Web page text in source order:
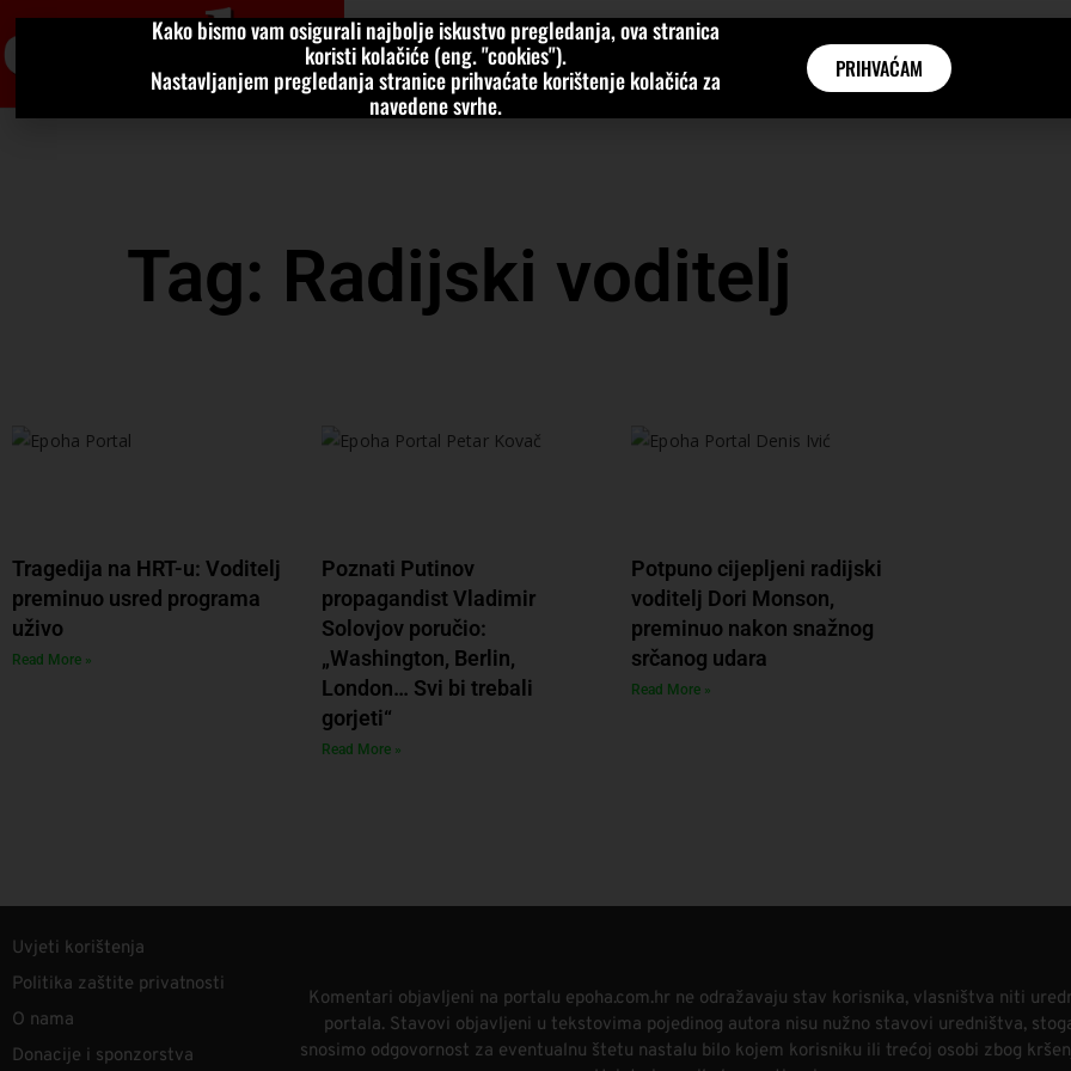
VIJESTI KOLUMNE KATEGORIJE INTERVJUI AKTUALNO
Tag: Radijski voditelj
Tragedija na HRT-u: Voditelj
preminuo usred programa
uživo
Read More »
Poznati Putinov
propagandist Vladimir
Solovjov poručio:
„Washington, Berlin,
London… Svi bi trebali
gorjeti“
Read More »
Potpuno cijepljeni radijski
voditelj Dori Monson,
preminuo nakon snažnog
srčanog udara
Read More »
Uvjeti korištenja
Politika zaštite privatnosti
O nama
Donacije i sponzorstva
Komentari objavljeni na portalu epoha.com.hr ne odražavaju stav korisnika, vlasništva niti
portala. Stavovi objavljeni u tekstovima pojedinog autora nisu nužno stavovi uredništva,
snosimo odgovornost za eventualnu štetu nastalu bilo kojem korisniku ili trećoj osobi zbog
Kako bismo vam osigurali najbolje iskustvo pregledanja, ova stranica
koristi kolačiće (eng. "cookies").
Nastavljanjem pregledanja stranice prihvaćate korištenje kolačića za
navedene svrhe.
PRIHVAĆAM